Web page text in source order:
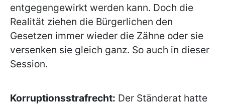
entgegengewirkt werden kann. Doch die
Realität ziehen die Bürgerlichen den
Gesetzen immer wieder die Zähne oder sie
versenken sie gleich ganz. So auch in dieser
Session.
Korruptionsstrafrecht: Der Ständerat hatte